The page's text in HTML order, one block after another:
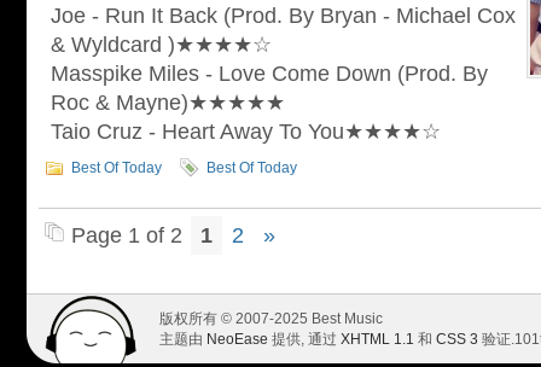
Joe - Run It Back (Prod. By Bryan - Michael Cox
& Wyldcard )★★★★☆
Masspike Miles - Love Come Down (Prod. By
Roc & Mayne)★★★★★
Taio Cruz - Heart Away To You★★★★☆
Best Of Today Best Of Today
Page 1 of 2 1 2 »
版权所有 © 2007-2025 Best Music
主题由 NeoEase 提供, 通过 XHTML 1.1 和 CSS 3 验证.